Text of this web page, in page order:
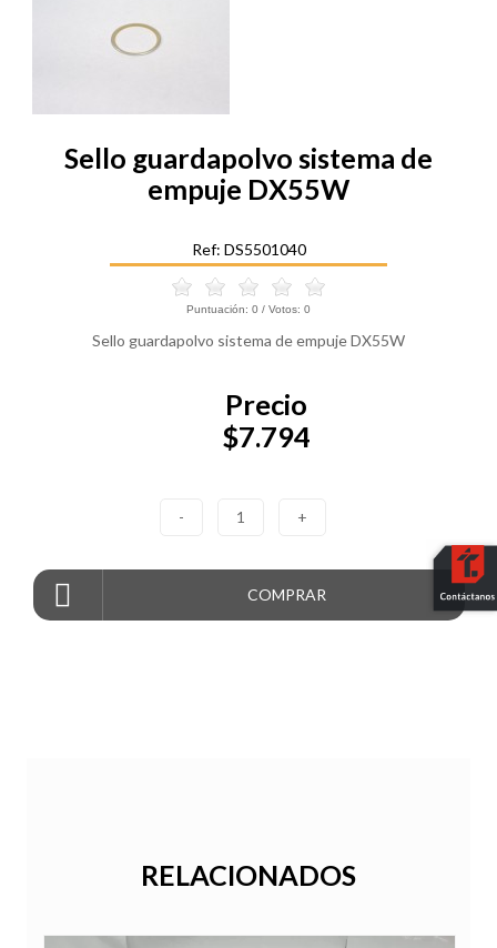
Sello guardapolvo sistema de
empuje DX55W
Ref: DS5501040
Puntuación: 0 / Votos: 0
Sello guardapolvo sistema de empuje DX55W
Precio
$7.794
- 1 +
COMPRAR
RELACIONADOS